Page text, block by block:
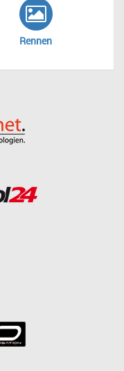
Rennen